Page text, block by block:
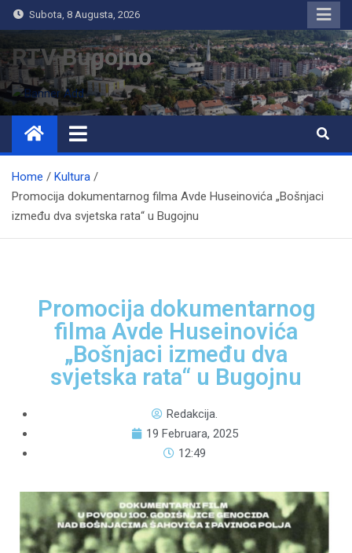
Subota, 8 Augusta, 2026
RTV Bugojno
Home
Kultura
Promocija dokumentarnog filma Avde Huseinovića „Bošnjaci
između dva svjetska rata“ u Bugojnu
Promocija dokumentarnog
filma Avde Huseinovića
„Bošnjaci između dva
svjetska rata“ u Bugojnu
Redakcija.
19 Februara, 2025
12:49